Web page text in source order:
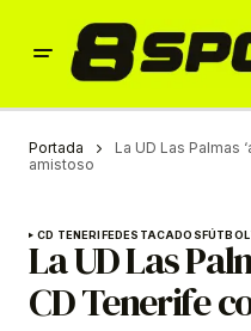
Portada
La UD Las Palmas
amistoso
CD TENERIFEDESTACADOSFÚTBOL
La UD Las
CD Tenerife